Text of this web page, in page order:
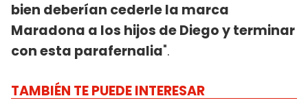
bien deberían cederle la marca
Maradona a los hijos de Diego y terminar
con esta parafernalia".
TAMBIÉN TE PUEDE INTERESAR